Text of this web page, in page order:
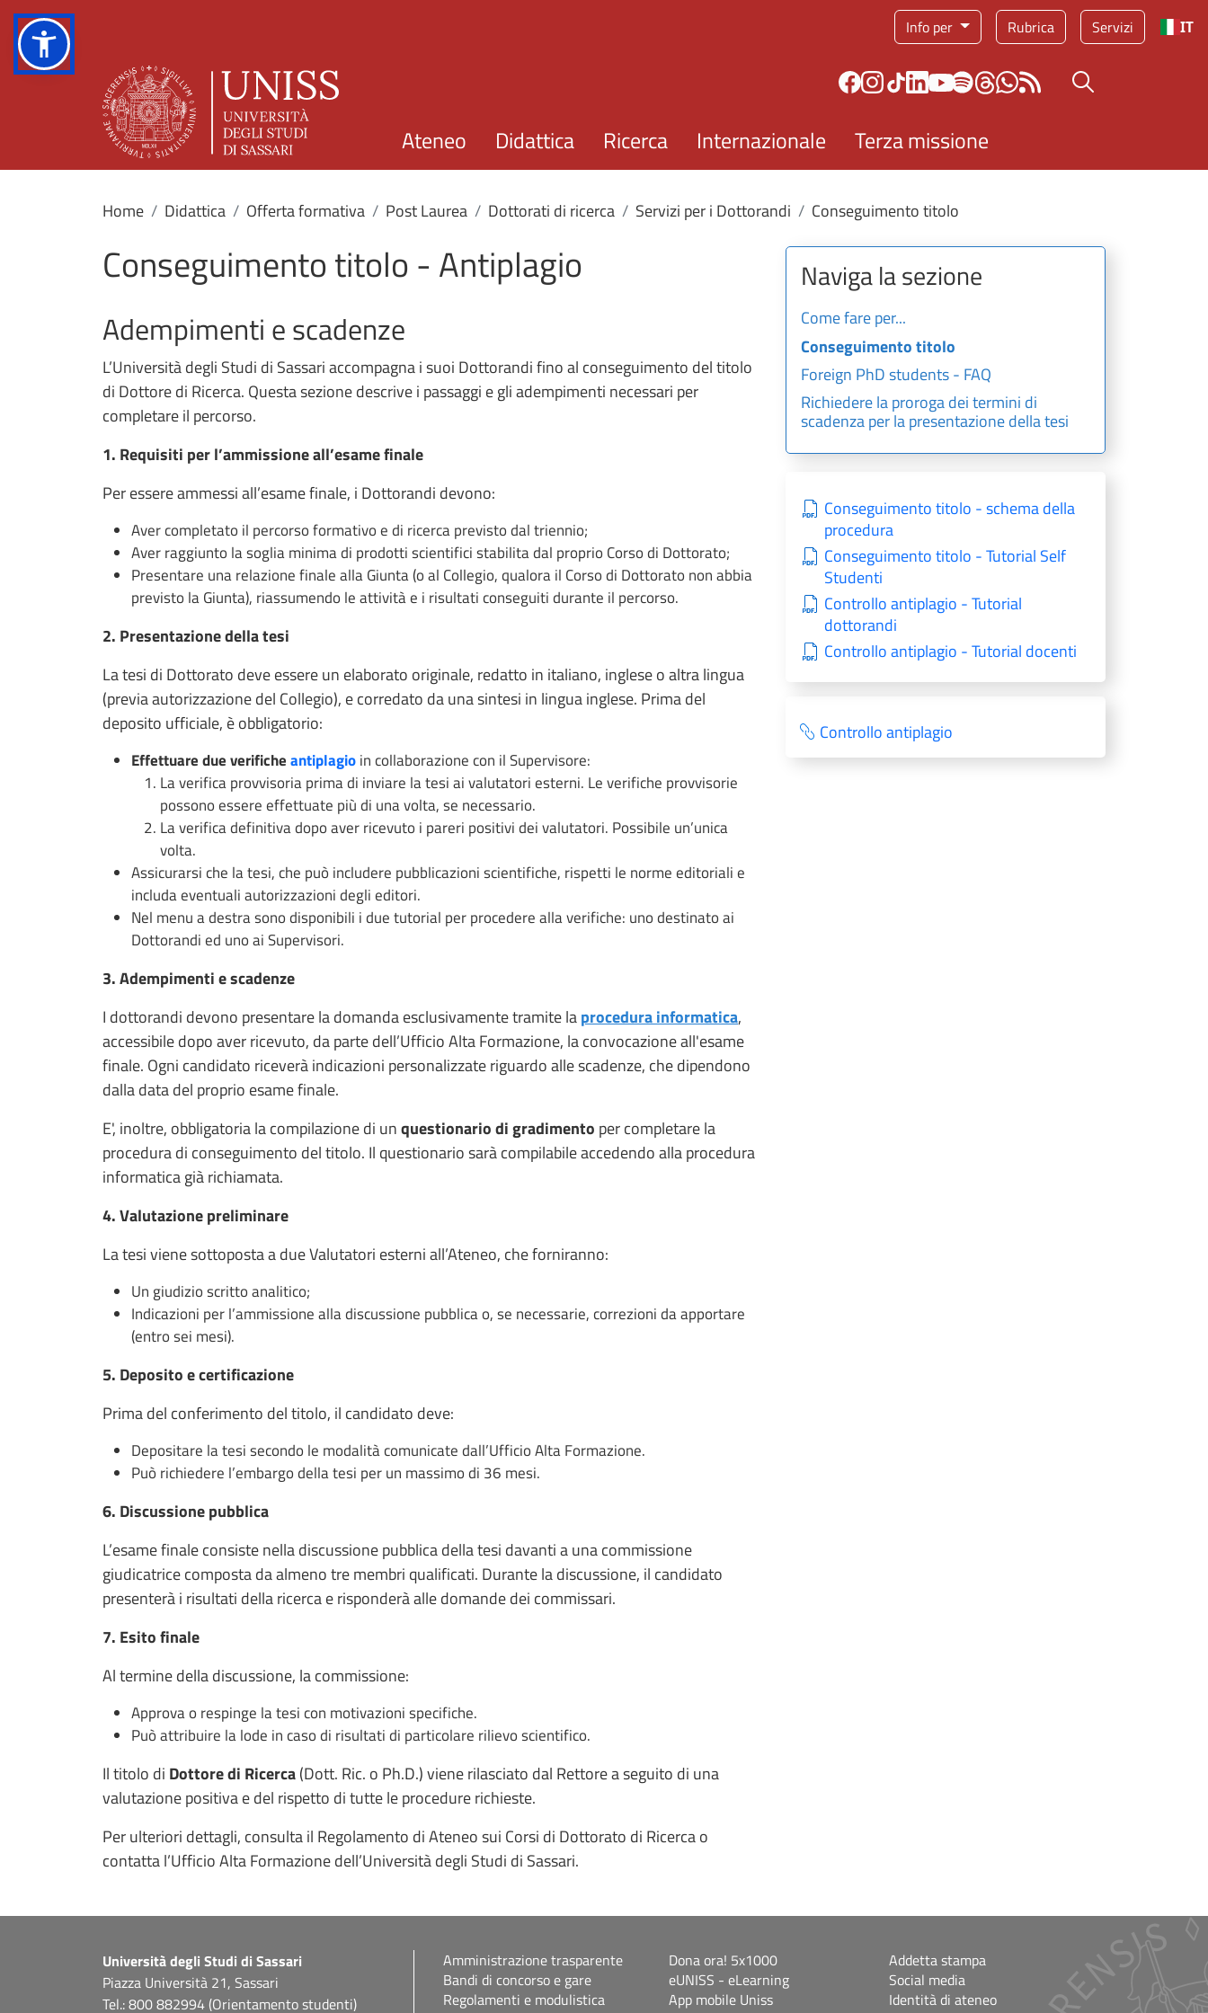
Info per Rubrica Servizi IT
Bottone cerca
Ateneo Didattica Ricerca Internazionale Terza missione
Home Didattica Offerta formativa Post Laurea Dottorati di ricerca Servizi per i Dottorandi Conseguimento titolo
Conseguimento titolo - Antiplagio
Adempimenti e scadenze
L’Università degli Studi di Sassari accompagna i suoi Dottorandi fino al conseguimento del titolo
di Dottore di Ricerca. Questa sezione descrive i passaggi e gli adempimenti necessari per
completare il percorso.
1. Requisiti per l’ammissione all’esame finale
Per essere ammessi all’esame finale, i Dottorandi devono:
Aver completato il percorso formativo e di ricerca previsto dal triennio;
Aver raggiunto la soglia minima di prodotti scientifici stabilita dal proprio Corso di Dottorato;
Presentare una relazione finale alla Giunta (o al Collegio, qualora il Corso di Dottorato non abbia
previsto la Giunta), riassumendo le attività e i risultati conseguiti durante il percorso.
2. Presentazione della tesi
La tesi di Dottorato deve essere un elaborato originale, redatto in italiano, inglese o altra lingua
(previa autorizzazione del Collegio), e corredato da una sintesi in lingua inglese. Prima del
deposito ufficiale, è obbligatorio:
Effettuare due verificheantiplagioin collaborazione con il Supervisore:
La verifica provvisoria prima di inviare la tesi ai valutatori esterni. Le verifiche provvisorie
possono essere effettuate più di una volta, se necessario.
La verifica definitiva dopo aver ricevuto i pareri positivi dei valutatori. Possibile un’unica
volta.
Assicurarsi che la tesi, che può includere pubblicazioni scientifiche, rispetti le norme editoriali e
includa eventuali autorizzazioni degli editori.
Nel menu a destra sono disponibili i due tutorial per procedere alla verifiche: uno destinato ai
Dottorandi ed uno ai Supervisori.
3. Adempimenti e scadenze
I dottorandi devono presentare la domanda esclusivamente tramite laprocedura informatica,
accessibile dopo aver ricevuto, da parte dell’Ufficio Alta Formazione, la convocazione all'esame
finale. Ogni candidato riceverà indicazioni personalizzate riguardo alle scadenze, che dipendono
dalla data del proprio esame finale.
E', inoltre, obbligatoria la compilazione di unquestionario di gradimento per completare la
procedura di conseguimento del titolo. Il questionario sarà compilabile accedendo alla procedura
informatica già richiamata.
4. Valutazione preliminare
La tesi viene sottoposta a due Valutatori esterni all’Ateneo, che forniranno:
Un giudizio scritto analitico;
Indicazioni per l’ammissione alla discussione pubblica o, se necessarie, correzioni da apportare
(entro sei mesi).
5. Deposito e certificazione
Prima del conferimento del titolo, il candidato deve:
Depositare la tesi secondo le modalità comunicate dall’Ufficio Alta Formazione.
Può richiedere l’embargo della tesi per un massimo di 36 mesi.
6. Discussione pubblica
L’esame finale consiste nella discussione pubblica della tesi davanti a una commissione
giudicatrice composta da almeno tre membri qualificati. Durante la discussione, il candidato
presenterà i risultati della ricerca e risponderà alle domande dei commissari.
7. Esito finale
Al termine della discussione, la commissione:
Approva o respinge la tesi con motivazioni specifiche.
Può attribuire la lode in caso di risultati di particolare rilievo scientifico.
Il titolo di Dottore di Ricerca(Dott. Ric. o Ph.D.) viene rilasciato dal Rettore a seguito di una
valutazione positiva e del rispetto di tutte le procedure richieste.
Per ulteriori dettagli, consulta il Regolamento di Ateneo sui Corsi di Dottorato di Ricerca o
contatta l’Ufficio Alta Formazione dell’Università degli Studi di Sassari.
Naviga la sezione
Come fare per...
Conseguimento titolo
Foreign PhD students - FAQ
Richiedere la proroga dei termini di
scadenza per la presentazione della tesi
Conseguimento titolo - schema della
procedura
Conseguimento titolo - Tutorial Self
Studenti
Controllo antiplagio - Tutorial
dottorandi
Controllo antiplagio - Tutorial docenti
Controllo antiplagio
Università degli Studi di Sassari
Piazza Università 21, Sassari
Tel.: 800 882994 (Orientamento studenti)
Amministrazione trasparente
Bandi di concorso e gare
Regolamenti e modulistica
Dona ora! 5x1000
eUNISS - eLearning
App mobile Uniss
Addetta stampa
Social media
Identità di ateneo